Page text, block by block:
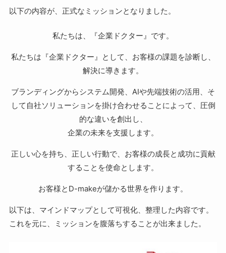
以下の内容が、正式なミッションとなりました。
私たちは、『企業ドクター』です。
私たちは『企業ドクター』として、お客様の課題を診断し、
解決に導きます。
ブランディングからシステム開発、AIや先端技術の活用、そ
して自社ソリューションを掛け合わせることによって、圧倒
的な違いを創出し、
企業の未来を支援します。
正しい心を持ち、正しい行動で、お客様の成長と成功に貢献
することを使命とします。
お客様とD-makeが儲かる世界を作ります。
以下は、マインドマップとして可視化、整理した内容です。
これを元に、ミッションを腹落ちすることが出来ました。